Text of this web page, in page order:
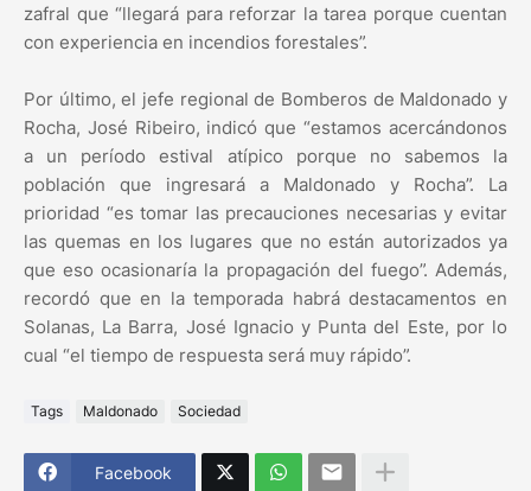
zafral que “llegará para reforzar la tarea porque cuentan
con experiencia en incendios forestales”.
Por último, el jefe regional de Bomberos de Maldonado y
Rocha, José Ribeiro, indicó que “estamos acercándonos
a un período estival atípico porque no sabemos la
población que ingresará a Maldonado y Rocha”. La
prioridad “es tomar las precauciones necesarias y evitar
las quemas en los lugares que no están autorizados ya
que eso ocasionaría la propagación del fuego”. Además,
recordó que en la temporada habrá destacamentos en
Solanas, La Barra, José Ignacio y Punta del Este, por lo
cual “el tiempo de respuesta será muy rápido”.
Tags Maldonado Sociedad
Facebook